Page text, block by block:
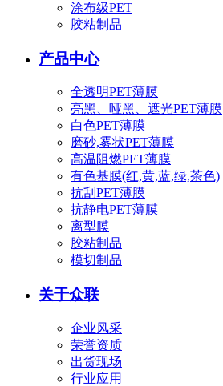
涂布级PET
胶粘制品
产品中心
全透明PET薄膜
亮黑、哑黑、遮光PET薄膜
白色PET薄膜
磨砂,雾状PET薄膜
高温阻燃PET薄膜
有色基膜(红,黄,蓝,绿,茶色)
抗刮PET薄膜
抗静电PET薄膜
离型膜
胶粘制品
模切制品
关于众联
企业风采
荣誉资质
出货现场
行业应用